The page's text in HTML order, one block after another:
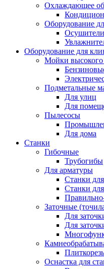
Охлаждающее
Оборудование
Осушители
Оборудование для
Мойки высокого
Подметальные
Для улиц
Для
Пылесосы
Для дома
Станки
Гибочные
Трубогибы
Для арматуры
Станки
Станки
Заточные
Для
Для
Оснастка для